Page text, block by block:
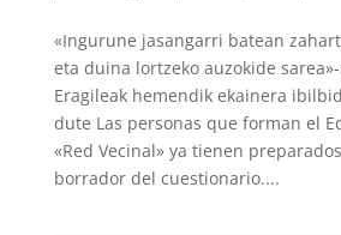
«Ingurune jasangarri batean
eta duina lortzeko auzokide
Eragileak hemendik ekainera
dute Las personas que forman el
«Red Vecinal» ya tienen
borrador del cuestionario....